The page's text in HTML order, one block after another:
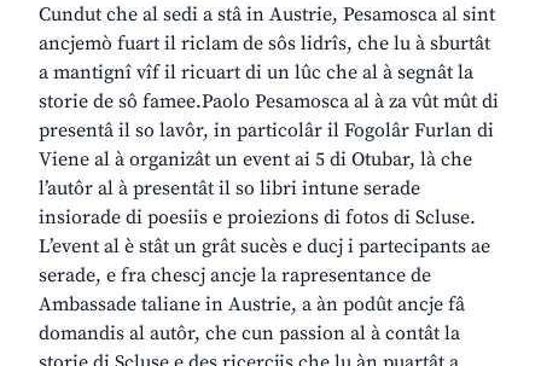
Cundut che al sedi a stâ in Austrie, Pesamosca al sint
ancjemò fuart il riclam de sôs lidrîs, che lu à sburtât
a mantignî vîf il ricuart di un lûc che al à segnât la
storie de sô famee.Paolo Pesamosca al à za vût mût di
presentâ il so lavôr, in particolâr il Fogolâr Furlan di
Viene al à organizât un event ai 5 di Otubar, là che
l’autôr al à presentât il so libri intune serade
insiorade di poesiis e proiezions di fotos di Scluse.
L’event al è stât un grât sucès e ducj i partecipants ae
serade, e fra chescj ancje la rapresentance de
Ambassade taliane in Austrie, a àn podût ancje fâ
domandis al autôr, che cun passion al à contât la